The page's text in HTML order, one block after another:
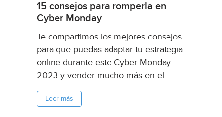
15 consejos para romperla en
Cyber Monday
Te compartimos los mejores consejos
para que puedas adaptar tu estrategia
online durante este Cyber Monday
2023 y vender mucho más en el
evento más importante del comercio
electrónico. El Cyber Monday está
Leer más